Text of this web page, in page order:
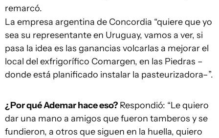
remarcó.
La empresa argentina de Concordia “quiere que yo
sea su representante en Uruguay, vamos a ver, si
pasa la idea es las ganancias volcarlas a mejorar el
local del exfrigorífico Comargen, en las Piedras –
donde está planificado instalar la pasteurizadora–”.
¿Por qué Ademar hace eso? Respondió: “Le quiero
dar una mano a amigos que fueron tamberos y se
fundieron, a otros que siguen en la huella, quiero